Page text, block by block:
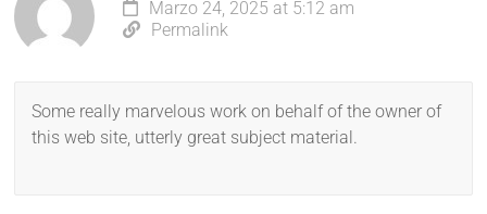
Marzo 24, 2025 at 5:12 am
Permalink
Some really marvelous work on behalf of the owner of
this web site, utterly great subject material.